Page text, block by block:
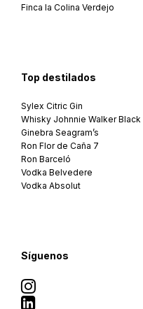
Finca la Colina Verdejo
Top destilados
Sylex Citric Gin
Whisky Johnnie Walker Black
Ginebra Seagram’s
Ron Flor de Caña 7
Ron Barceló
Vodka Belvedere
Vodka Absolut
Síguenos